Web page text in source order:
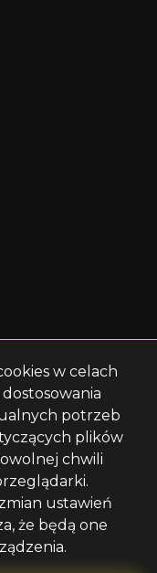
w celach
potrzeb
plików
chwili
ustawień
że będą one